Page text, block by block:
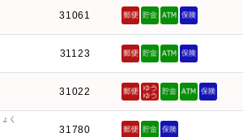
31061
31123
31022
く
31780